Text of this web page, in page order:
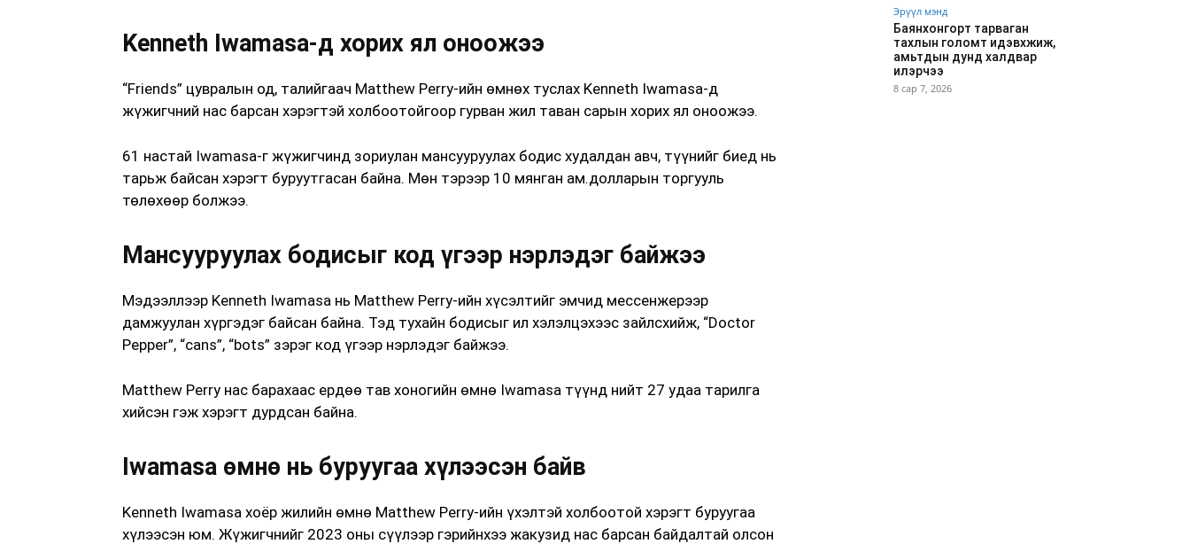
Kenneth Iwamasa-д хорих ял оноожээ
“Friends” цувралын од, талийгаач Matthew Perry-ийн өмнөх туслах Kenneth Iwamasa-д
жүжигчний нас барсан хэрэгтэй холбоотойгоор гурван жил таван сарын хорих ял оноожээ.
61 настай Iwamasa-г жүжигчинд зориулан мансууруулах бодис худалдан авч, түүнийг биед нь
тарьж байсан хэрэгт буруутгасан байна. Мөн тэрээр 10 мянган ам.долларын торгууль
төлөхөөр болжээ.
Мансууруулах бодисыг код үгээр нэрлэдэг байжээ
Мэдээллээр Kenneth Iwamasa нь Matthew Perry-ийн хүсэлтийг эмчид мессенжерээр
дамжуулан хүргэдэг байсан байна. Тэд тухайн бодисыг ил хэлэлцэхээс зайлсхийж, “Doctor
Pepper”, “cans”, “bots” зэрэг код үгээр нэрлэдэг байжээ.
Matthew Perry нас барахаас ердөө тав хоногийн өмнө Iwamasa түүнд нийт 27 удаа тарилга
хийсэн гэж хэрэгт дурдсан байна.
Iwamasa өмнө нь буруугаа хүлээсэн байв
Kenneth Iwamasa хоёр жилийн өмнө Matthew Perry-ийн үхэлтэй холбоотой хэрэгт буруугаа
хүлээсэн юм. Жүжигчнийг 2023 оны сүүлээр гэрийнхээ жакузид нас барсан байдалтай олсон
Эрүүл мэнд
Баянхонгорт тарваган
тахлын голомт идэвхжиж,
амьтдын дунд халдвар
илэрчээ
8 сар 7, 2026